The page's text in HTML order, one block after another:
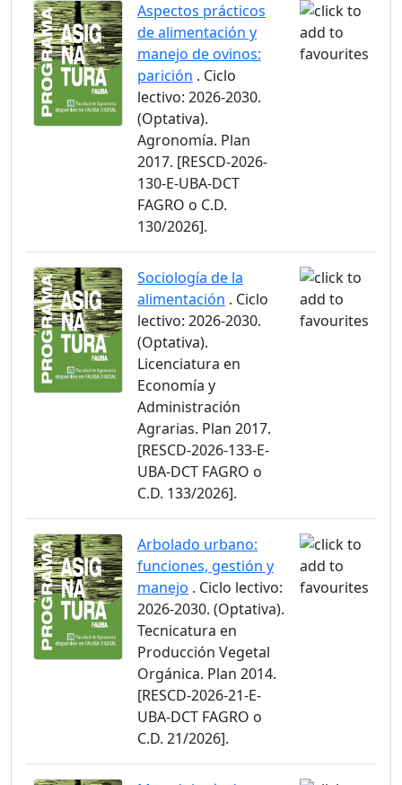
Aspectos prácticos
de alimentación y
manejo de ovinos:
parición . Ciclo
lectivo: 2026-2030.
(Optativa).
Agronomía. Plan
2017. [RESCD-2026-
130-E-UBA-DCT
FAGRO o C.D.
130/2026].
Sociología de la
alimentación . Ciclo
lectivo: 2026-2030.
(Optativa).
Licenciatura en
Economía y
Administración
Agrarias. Plan 2017.
[RESCD-2026-133-E-
UBA-DCT FAGRO o
C.D. 133/2026].
Arbolado urbano:
funciones, gestión y
manejo . Ciclo lectivo:
2026-2030. (Optativa).
Tecnicatura en
Producción Vegetal
Orgánica. Plan 2014.
[RESCD-2026-21-E-
UBA-DCT FAGRO o
C.D. 21/2026].